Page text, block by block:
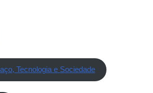
Tecnologia e Sociedade